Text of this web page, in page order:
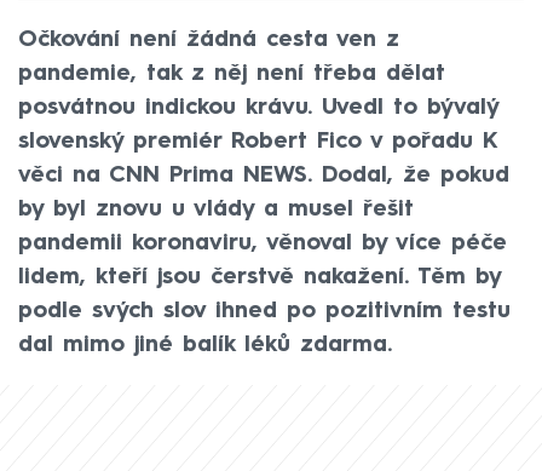
Očkování není žádná cesta ven z
pandemie, tak z něj není třeba dělat
posvátnou indickou krávu. Uvedl to bývalý
slovenský premiér Robert Fico v pořadu K
věci na CNN Prima NEWS. Dodal, že pokud
by byl znovu u vlády a musel řešit
pandemii koronaviru, věnoval by více péče
lidem, kteří jsou čerstvě nakažení. Těm by
podle svých slov ihned po pozitivním testu
dal mimo jiné balík léků zdarma.